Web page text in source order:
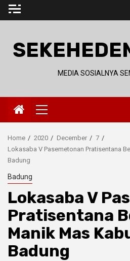
Skip
MEDIA SOSIALNYA
Primary
Menu
Home 2020 December
7
Lokasaba V Pasemetonan Pratisentana
Badung
Badung
Lokasaba V
Pratisentana
Manik Mas
Badung